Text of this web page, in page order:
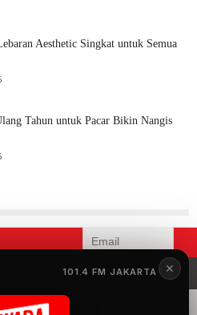
✕
101.4 FM JAKARTA
Aesthetic Singkat untuk Semua
Tahun untuk Pacar Bikin Nangis
merupakan radio yang